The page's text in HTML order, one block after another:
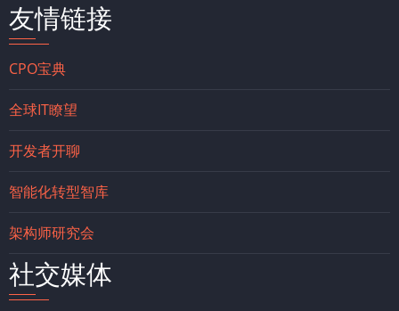
友情链接
CPO宝典
全球IT瞭望
开发者开聊
智能化转型智库
架构师研究会
社交媒体